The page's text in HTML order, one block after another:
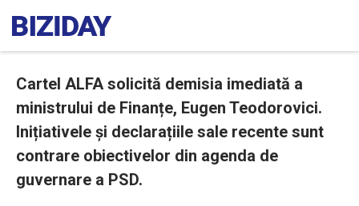
Cartel ALFA solicită demisia imediată a
ministrului de Finanțe, Eugen Teodorovici.
Inițiativele și declarațiile sale recente sunt
contrare obiectivelor din agenda de
guvernare a PSD.